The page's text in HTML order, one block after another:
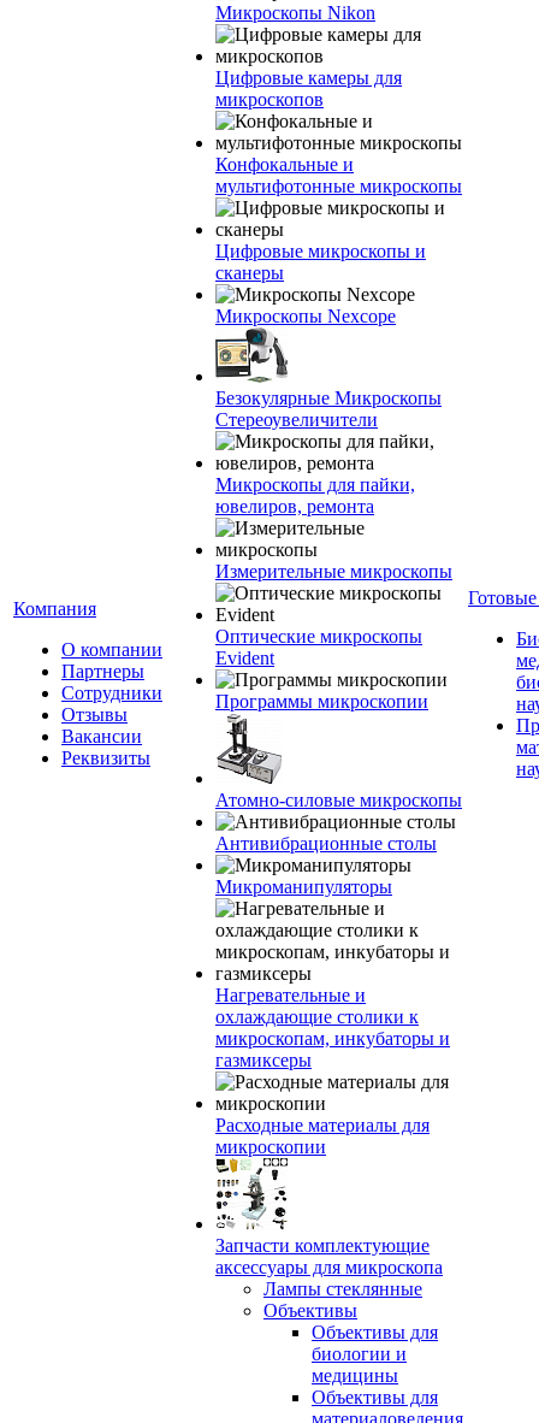
Компания
О компании
Партнеры
Сотрудники
Отзывы
Вакансии
Реквизиты
Микроскопы Nikon
Цифровые камеры для
микроскопов
Конфокальные и
мультифотонные микроскопы
Цифровые микроскопы и
сканеры
Микроскопы Nexcope
Безокулярные Микроскопы
Стереоувеличители
Микроскопы для пайки,
ювелиров, ремонта
Измерительные микроскопы
Оптические микроскопы
Evident
Программы микроскопии
Атомно-силовые микроскопы
Антивибрационные столы
Микроманипуляторы
Нагревательные и
охлаждающие столики к
микроскопам, инкубаторы и
газмиксеры
Расходные материалы для
микроскопии
Запчасти комплектующие
аксессуары для микроскопа
Лампы стеклянные
Объективы
Объективы для
биологии и
медицины
Объективы для
материаловедения